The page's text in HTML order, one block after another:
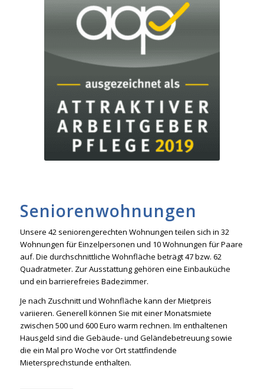
Seniorenwohnungen
Unsere 42 seniorengerechten Wohnungen teilen sich in 32
Wohnungen für Einzelpersonen und 10 Wohnungen für Paare
auf. Die durchschnittliche Wohnfläche beträgt 47 bzw. 62
Quadratmeter. Zur Ausstattung gehören eine Einbauküche
und ein barrierefreies Badezimmer.
Je nach Zuschnitt und Wohnfläche kann der Mietpreis
variieren. Generell können Sie mit einer Monatsmiete
zwischen 500 und 600 Euro warm rechnen. Im enthaltenen
Hausgeld sind die Gebäude- und Geländebetreuung sowie
die ein Mal pro Woche vor Ort stattfindende
Mietersprechstunde enthalten.